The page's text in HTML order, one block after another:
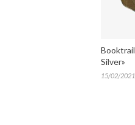
Silver»
15/02/2021